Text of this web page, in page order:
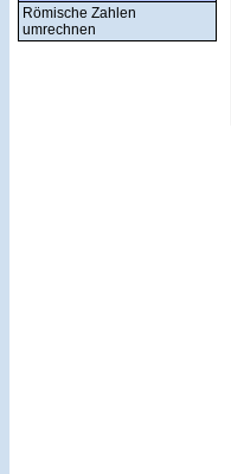
Römische Zahlen
umrechnen